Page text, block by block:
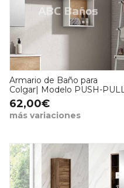
Armario de Baño para
Colgar| Modelo PUSH-
62,00€
más variaciones